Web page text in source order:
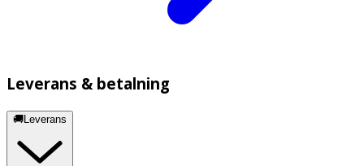
Leverans & betalning
🚚Leverans